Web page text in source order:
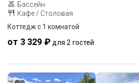
Бассейн
Кафе / Столовая
Коттедж c 1 комнатой
от 3 329 ₽ для 2 гостей